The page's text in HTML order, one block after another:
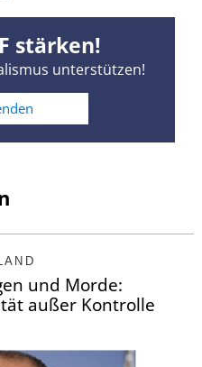
stärken!
unterstützen!
und Morde:
außer Kontrolle